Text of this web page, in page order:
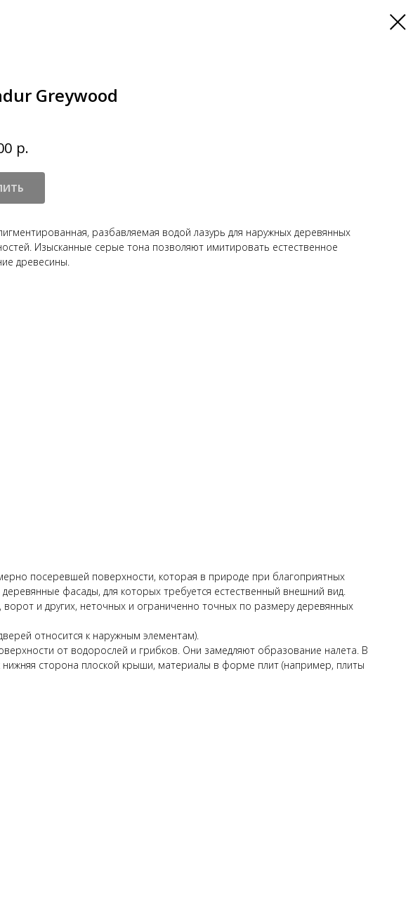
Greywood
р.
разбавляемая водой лазурь для наружных деревянных
Изысканные серые тона позволяют имитировать естественное
древесины.
посеревшей поверхности, которая в природе при благоприятных
фасады, для которых требуется естественный внешний вид.
и других, неточных и ограниченно точных по размеру деревянных
относится к наружным элементам).
от водорослей и грибков. Они замедляют образование налета. В
нижняя сторона плоской крыши, материалы в форме плит (например, плиты